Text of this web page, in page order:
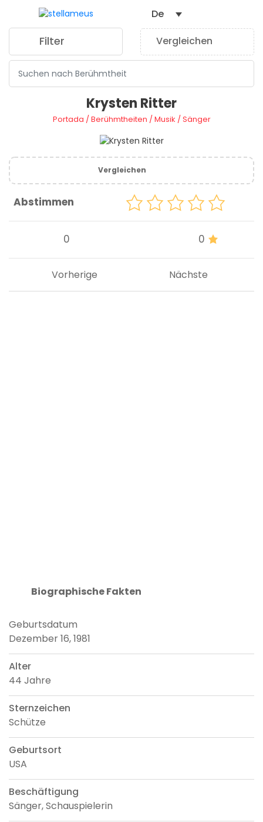
Filter Vergleichen
De
Krysten Ritter
Portada /Berühmtheiten /Musik /Sänger
Vergleichen
Abstimmen
0 0
Nächste
Vorherige
Biographische Fakten
Geburtsdatum
Dezember 16, 1981
Alter
44 Jahre
Sternzeichen
Schütze
Geburtsort
USA
Beschäftigung
Sänger, Schauspielerin